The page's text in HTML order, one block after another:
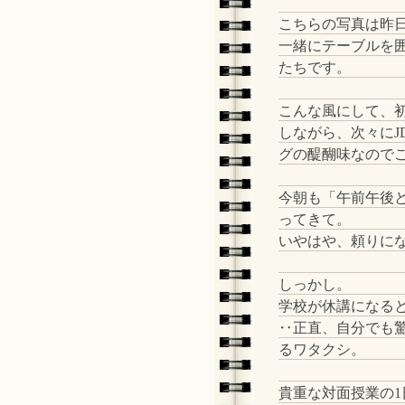
こちらの写真は昨
一緒にテーブルを
たちです。
こんな風にして、
しながら、次々に
グの醍醐味なので
今朝も「午前午後
ってきて。
いやはや、頼りに
しっかし。
学校が休講になる
‥正直、自分でも
るワタクシ。
貴重な対面授業の